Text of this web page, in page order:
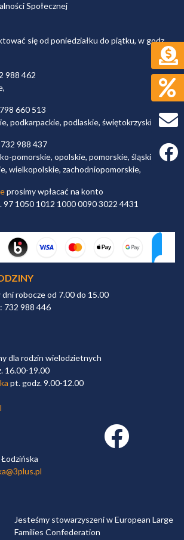
Społecznej
się od poniedziałku do piątku, w godz.
988 462
660 513
podkarpackie, podlaskie, świętokrzyskie,
988 437
pomorskie, opolskie, pomorskie, śląskie,
wielkopolskie, zachodniopomorskie,
prosimy wpłacać na konto
97 1050 1012 1000 0090 3022 4431
robocze od 7.00 do 15.00
732 988 446
dla rodzin wielodzietnych
16.00-19.00
pt. godz. 9.00-12.00
Facebook link
Jesteśmy stowarzyszeni w European Large
Families Confederation